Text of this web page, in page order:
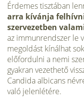
Érdemes tisztában
arra kívánja
szervezetben
az immunrendszer le
megoldást kínálhat
előfordulni a nemi
gyakran vezethető
Candida albicans
való jelenlétére.